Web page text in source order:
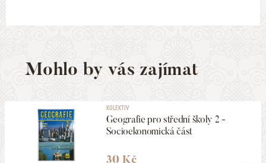
Mohlo by vás zajímat
KOLEKTIV
Geografie pro střední školy 2 -
Socioekonomická část
30 Kč